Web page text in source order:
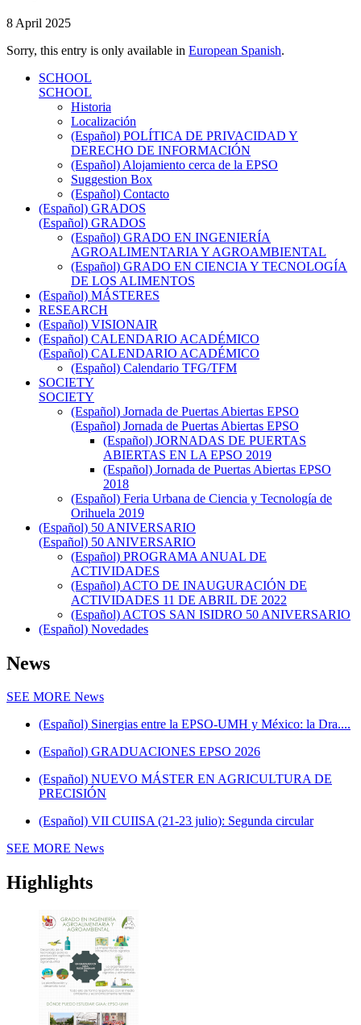
8 April 2025
Sorry, this entry is only available in European Spanish.
SCHOOL
SCHOOL
Historia
Localización
(Español) POLÍTICA DE PRIVACIDAD Y
DERECHO DE INFORMACIÓN
(Español) Alojamiento cerca de la EPSO
Suggestion Box
(Español) Contacto
(Español) GRADOS
(Español) GRADOS
(Español) GRADO EN INGENIERÍA
AGROALIMENTARIA Y AGROAMBIENTAL
(Español) GRADO EN CIENCIA Y TECNOLOGÍA
DE LOS ALIMENTOS
(Español) MÁSTERES
RESEARCH
(Español) VISIONAIR
(Español) CALENDARIO ACADÉMICO
(Español) CALENDARIO ACADÉMICO
(Español) Calendario TFG/TFM
SOCIETY
SOCIETY
(Español) Jornada de Puertas Abiertas EPSO
(Español) Jornada de Puertas Abiertas EPSO
(Español) JORNADAS DE PUERTAS
ABIERTAS EN LA EPSO 2019
(Español) Jornada de Puertas Abiertas EPSO
2018
(Español) Feria Urbana de Ciencia y Tecnología de
Orihuela 2019
(Español) 50 ANIVERSARIO
(Español) 50 ANIVERSARIO
(Español) PROGRAMA ANUAL DE
ACTIVIDADES
(Español) ACTO DE INAUGURACIÓN DE
ACTIVIDADES 11 DE ABRIL DE 2022
(Español) ACTOS SAN ISIDRO 50 ANIVERSARIO
(Español) Novedades
News
SEE MORE News
(Español) Sinergias entre la EPSO-UMH y México: la Dra....
(Español) GRADUACIONES EPSO 2026
(Español) NUEVO MÁSTER EN AGRICULTURA DE
PRECISIÓN
(Español) VII CUIISA (21-23 julio): Segunda circular
SEE MORE News
Highlights